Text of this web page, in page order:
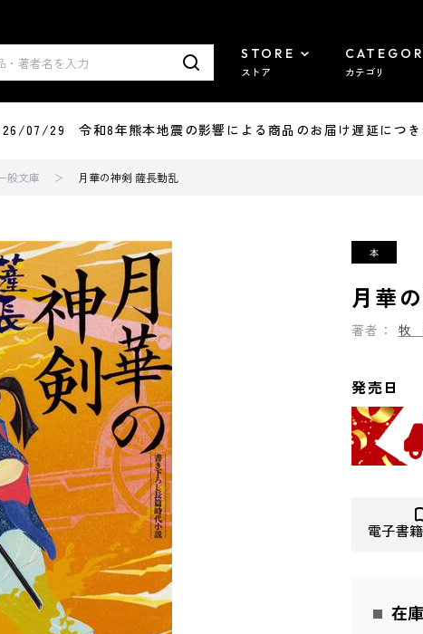
STORE
ストア カテゴリ
07/29 令和8年熊本地震の影響による商品のお届け遅延につき
般文庫 月華の神剣 薩長動乱
月華
著者： 牧
発売日
電子書
在